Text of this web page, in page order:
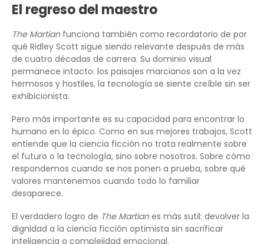
El regreso del maestro
The Martianfunciona también como recordatorio de por
qué Ridley Scott sigue siendo relevante después de más
de cuatro décadas de carrera. Su dominio visual
permanece intacto: los paisajes marcianos son a la vez
hermosos y hostiles, la tecnología se siente creíble sin ser
exhibicionista.
Pero más importante es su capacidad para encontrar lo
humano en lo épico. Como en sus mejores trabajos, Scott
entiende que la ciencia ficción no trata realmente sobre
el futuro o la tecnología, sino sobre nosotros. Sobre cómo
respondemos cuando se nos ponen a prueba, sobre qué
valores mantenemos cuando todo lo familiar
desaparece.
El verdadero logro de The Martianes más sutil: devolver la
dignidad a la ciencia ficción optimista sin sacrificar
inteligencia o complejidad emocional.